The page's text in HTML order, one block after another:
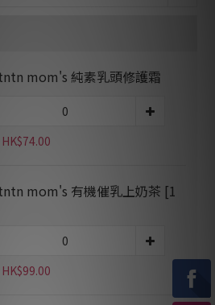
mom's 純素乳頭修護霜
mom's 有機催乳上奶茶 [1